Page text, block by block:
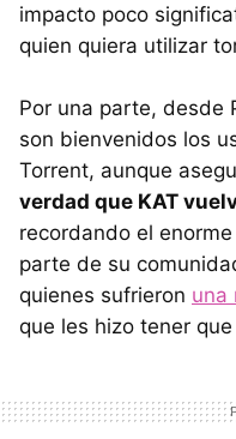
impacto poco
quien quiera utilizar
Por una parte, desde
son bienvenidos los
Torrent, aunque
verdad que KAT
recordando el
parte de su
quienes sufrieron una
que les hizo tener que